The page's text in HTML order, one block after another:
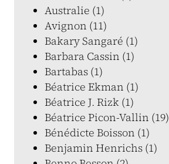
Australie (1)
Avignon (11)
Bakary Sangaré (1)
Barbara Cassin (1)
Bartabas (1)
Béatrice Ekman (1)
Béatrice J. Rizk (1)
Béatrice Picon-Vallin (19)
Bénédicte Boisson (1)
Benjamin Henrichs (1)